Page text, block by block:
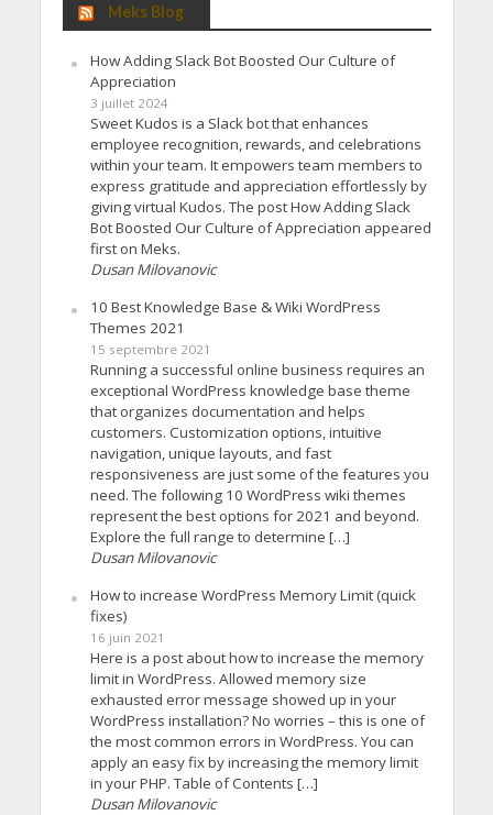
Meks Blog
How Adding Slack Bot Boosted Our Culture of
Appreciation
3 juillet 2024
Sweet Kudos is a Slack bot that enhances
employee recognition, rewards, and celebrations
within your team. It empowers team members to
express gratitude and appreciation effortlessly by
giving virtual Kudos. The post How Adding Slack
Bot Boosted Our Culture of Appreciation appeared
first on Meks.
Dusan Milovanovic
10 Best Knowledge Base & Wiki WordPress
Themes 2021
15 septembre 2021
Running a successful online business requires an
exceptional WordPress knowledge base theme
that organizes documentation and helps
customers. Customization options, intuitive
navigation, unique layouts, and fast
responsiveness are just some of the features you
need. The following 10 WordPress wiki themes
represent the best options for 2021 and beyond.
Explore the full range to determine […]
Dusan Milovanovic
How to increase WordPress Memory Limit (quick
fixes)
16 juin 2021
Here is a post about how to increase the memory
limit in WordPress. Allowed memory size
exhausted error message showed up in your
WordPress installation? No worries – this is one of
the most common errors in WordPress. You can
apply an easy fix by increasing the memory limit
in your PHP. Table of Contents […]
Dusan Milovanovic